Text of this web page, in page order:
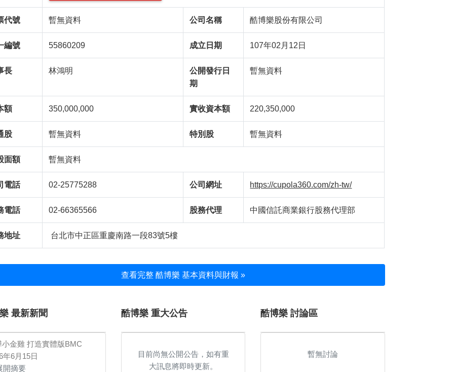
代號 暫無資料 公司名稱 酷博樂股份有限公司
編號 55860209 成立日期 107年02月12日
長 林鴻明
公開發行日
期
暫無資料
額 350,000,000 實收資本額 220,350,000
股 暫無資料 特別股 暫無資料
面額 暫無資料
電話 02-25775288​ 公司網址 https://cupola360.com/zh-tw/
電話 02-66365566 股務代理 中國信託商業銀行股務代理部
地址 台北市中正區重慶南路一段83號5樓
查看完整 酷博樂 基本資料與財報 »
最新新聞
小金雞 打造實體版BMC
年6月15日
開摘要
酷博樂 重大公告
目前尚無公開公告，如有重
大訊息將即時更新。
酷博樂 討論區
暫無討論